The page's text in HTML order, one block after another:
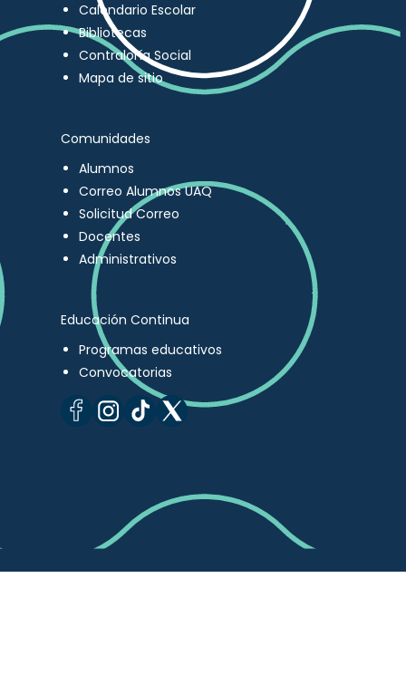
Calendario Escolar
Bibliotecas
Contraloría Social
Mapa de sitio
Comunidades
Alumnos
Correo Alumnos UAQ
Solicitud Correo
Docentes
Administrativos
Educación Continua
Programas educativos
Convocatorias